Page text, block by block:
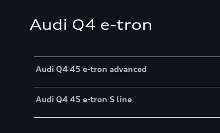
Audi Q4 e-tron
Audi Q4 45 e-tron advanced
Audi Q4 45 e-tron S line